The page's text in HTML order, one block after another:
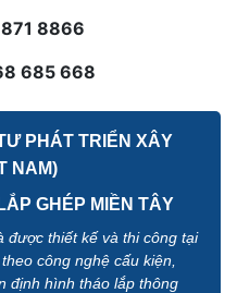
871 8866
685 668
PHÁT TRIỂN XÂY
NAM)
GHÉP MIỀN TÂY
được thiết kế và thi công tại
công nghệ cấu kiện,
định hình tháo lắp thông